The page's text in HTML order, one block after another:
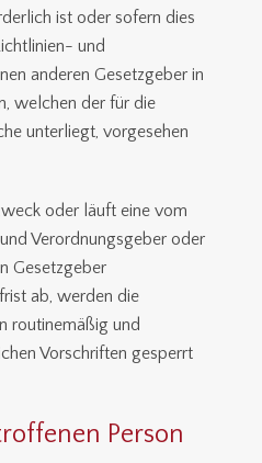
ist oder sofern dies
und
anderen Gesetzgeber in
welchen der für die
unterliegt, vorgesehen
oder läuft eine vom
Verordnungsgeber oder
Gesetzgeber
ab, werden die
routinemäßig und
Vorschriften gesperrt
Person